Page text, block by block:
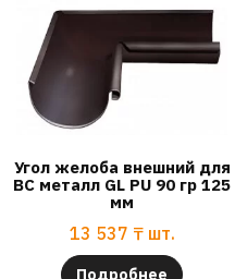
Угол желоба внешний для
ВС металл GL PU 90 гр 125
мм
13 537 ₸ шт.
Подробнее